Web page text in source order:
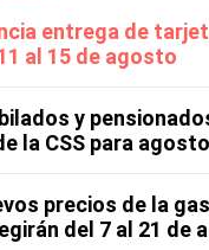
entrega de
al 15 de agosto
y
la CSS para agosto
precios de la
del 7 al 21 de